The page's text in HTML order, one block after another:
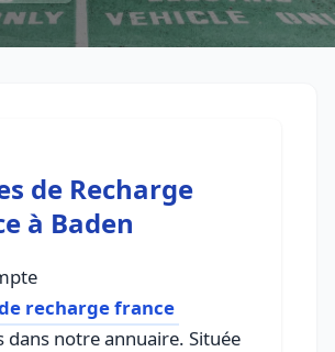
de Recharge
à Baden
recharge france
dans notre annuaire. Située